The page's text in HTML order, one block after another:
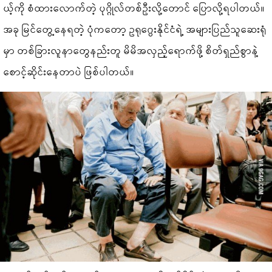
ယ့်ကို စံထားလောက်တဲ့ ပုဂ္ဂိုလ်တစ်ဦးလို့တောင် ပြောလို့ရပါတယ်။
အခု မြင်တွေ့နေရတဲ့ ပုံကတော့ ဥရုဂွေးနိုင်ငံရဲ့ အများပြည်သူဆေးရုံ
မှာ တစ်ခြားလူနာတွေနည်းတူ မိမိအလှည့်ရောက်ဖို့ စိတ်ရှည်စွာနဲ့
စောင့်ဆိုင်းနေတာပဲ ဖြစ်ပါတယ်။